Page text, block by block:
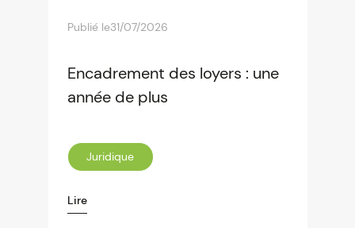
Publié le31/07/2026
Encadrement des loyers : une
année de plus
Juridique
Lire